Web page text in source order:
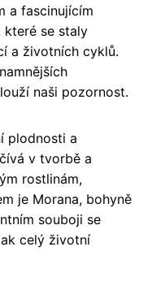
a fascinujícím
které se staly
a životních cyklů.
naši pozornost.
plodnosti a
v tvorbě a
rostlinám,
je Morana, bohyně
souboji se
celý životní